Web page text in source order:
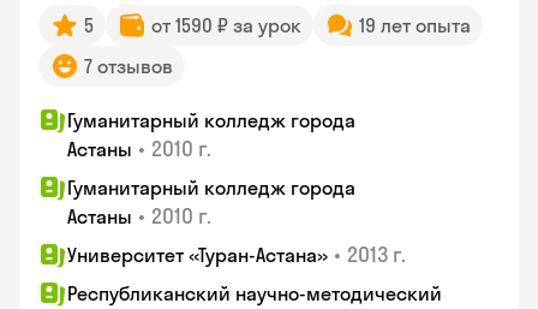
5 от 1590 ₽ за урок
19 лет опыта
7 отзывов
Гуманитарный колледж города
Астаны • 2010 г.
Гуманитарный колледж города
Астаны • 2010 г.
Университет «Туран-Астана» • 2013 г.
Республиканский научно-методический